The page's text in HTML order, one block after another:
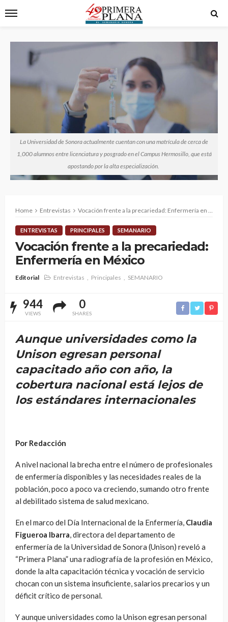
La Universidad de Sonora actualmente cuentan con una matrícula de cerca de
1,000 alumnos entre licenciatura y posgrado en el Campus Hermosillo, que está
apostando por la alta especialización.
Home Entrevistas Vocación frente a la precariedad: Enfermería en México
ENTREVISTAS PRINCIPALES SEMANARIO
Vocación frente a la precariedad:
Enfermería en México
Editorial Entrevistas Principales SEMANARIO
944
VIEWS
0
SHARES
Aunque universidades como la
Unison egresan personal
capacitado año con año, la
cobertura nacional está lejos de
los estándares internacionales
Por Redacción
A nivel nacional la brecha entre el número de profesionales
de enfermería disponibles y las necesidades reales de la
población, poco a poco va creciendo, sumando otro frente
al debilitado sistema de salud mexicano.
En el marco del Día Internacional de la Enfermería, Claudia
Figueroa Ibarra, directora del departamento de
enfermería de la Universidad de Sonora (Unison) reveló a
“Primera Plana” una radiografía de la profesión en México,
donde la alta capacitación técnica y vocación de servicio
chocan con un sistema insuficiente, salarios precarios y un
déficit crítico de personal.
Y aunque universidades como la Unison egresan personal